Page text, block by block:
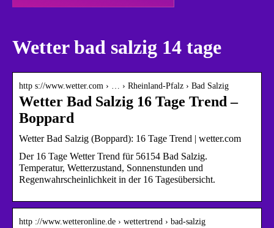
Wetter bad salzig 14 tage
http s://www.wetter.com › … › Rheinland-Pfalz › Bad Salzig
Wetter Bad Salzig 16 Tage Trend –
Boppard
Wetter Bad Salzig (Boppard): 16 Tage Trend | wetter.com
Der 16 Tage Wetter Trend für 56154 Bad Salzig.
Temperatur, Wetterzustand, Sonnenstunden und
Regenwahrscheinlichkeit in der 16 Tagesübersicht.
http ://www.wetteronline.de › wettertrend › bad-salzig